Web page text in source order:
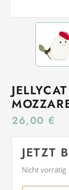
26,00 €
JETZT
Nicht vorrätig